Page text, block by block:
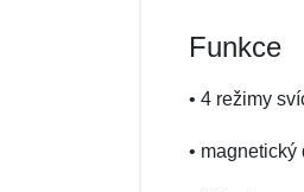
Funkce
• 4 režimy
•